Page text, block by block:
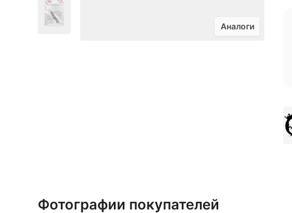
Аналоги
Фотографии покупателей